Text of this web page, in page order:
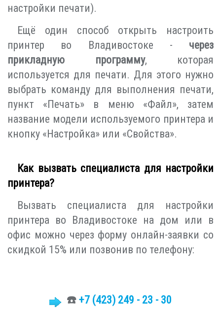
настройки печати).
Ещё один способ открыть настроить
принтер во Владивостоке - через
прикладную программу, которая
используется для печати. Для этого нужно
выбрать команду для выполнения печати,
пункт «Печать» в меню «Файл», затем
название модели используемого принтера и
кнопку «Настройка» или «Свойства».
Как вызвать специалиста для настройки
принтера?
Вызвать специалиста для настройки
принтера во Владивостоке на дом или в
офис можно через форму онлайн-заявки со
скидкой 15% или позвонив по телефону:
☎️ +7 (423) 249 - 23 - 30